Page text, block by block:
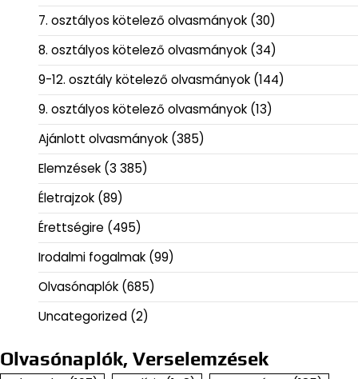
7. osztályos kötelező olvasmányok (30)
8. osztályos kötelező olvasmányok (34)
9-12. osztály kötelező olvasmányok (144)
9. osztályos kötelező olvasmányok (13)
Ajánlott olvasmányok (385)
Elemzések (3 385)
Életrajzok (89)
Érettségire (495)
Irodalmi fogalmak (99)
Olvasónaplók (685)
Uncategorized (2)
Olvasónaplók, Verselemzések